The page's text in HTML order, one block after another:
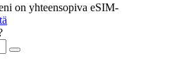
on yhteensopiva eSIM-